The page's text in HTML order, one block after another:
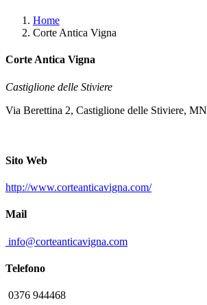
Home
Corte Antica Vigna
Corte Antica Vigna
Castiglione delle Stiviere
Via Berettina 2, Castiglione delle Stiviere, MN
Sito Web
http://www.corteanticavigna.com/
Mail
info@corteanticavigna.com
Telefono
0376 944468